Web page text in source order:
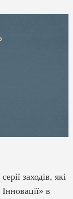
заходів, які
в